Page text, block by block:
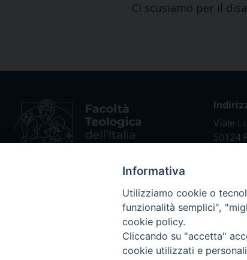
Ci scusiamo per il
Viale
50124
Privacy policy - trasparenza
Informativa
Utilizziamo cookie o
funzionalità semplici",
cookie policy.
Cliccando su "accetta"
cookie utilizzati e